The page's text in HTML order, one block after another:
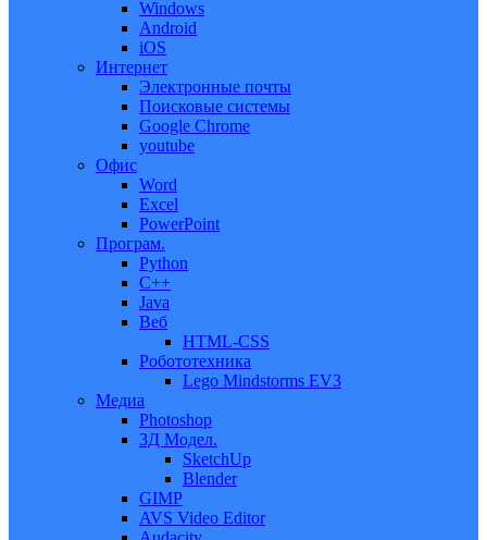
Windows
Android
iOS
Интернет
Электронные почты
Поисковые системы
Google Chrome
youtube
Офис
Word
Excel
PowerPoint
Програм.
Python
C++
Java
Веб
HTML-CSS
Робототехника
Lego Mindstorms EV3
Медиа
Photoshop
3Д Модел.
SketchUp
Blender
GIMP
AVS Video Editor